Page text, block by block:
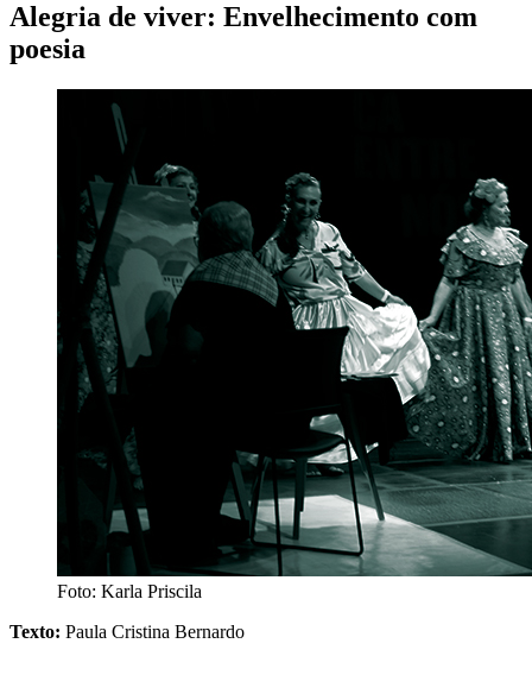
Alegria de viver: Envelhecimento com
poesia
Foto: Karla Priscila
Texto: Paula Cristina Bernardo